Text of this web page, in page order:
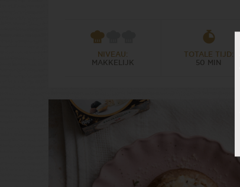
NIVEAU:
MAKKELIJK
TOTALE TIJD:
50 MIN